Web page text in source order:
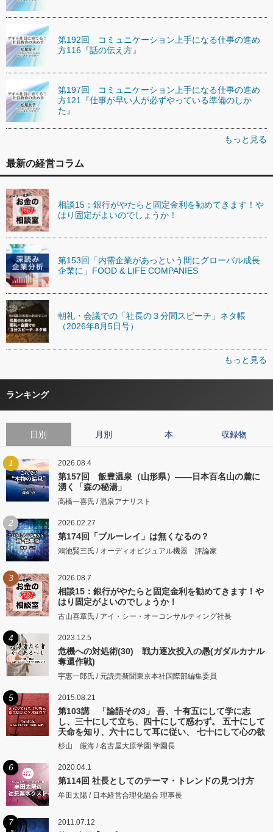
第192回 コミュニケーション上手になる仕事の進め
方116『話の伝え方』
第197回 コミュニケーション上手になる仕事の進め
方121『仕事が早い人が必ずやっている準備のしか
た』
もっと見る
最新の経営コラム
相談15：銀行がやたらと固定金利を勧めてきます！や
はり固定がよいのでしょうか！
第153回「内需企業があっという間にグローバル成長
企業に」FOOD & LIFE COMPANIES
朝礼・会議での「社長の３分間スピーチ」ネタ帳
（2026年8月5日号）
もっと見る
ランキング
日別 月別 本 収録物
1 2026.08.4
第157回 飯豊温泉（山形県）――日本百名山の麓に
湧く「森の秘湯」
高橋一喜氏 / 温泉アナリスト
2 2026.02.27
第174回「ブルーレイ」は無くなるの？
鴻池賢三氏 / オーディオビジュアル機器 評論家
3 2026.08.7
相談15：銀行がやたらと固定金利を勧めてきます！や
はり固定がよいのでしょうか！
古山喜章氏 / アイ・シー・オーコンサルティング社長
4 2023.12.5
危機への対処術(30) 戦力逐次投入の愚(ガダルカナル
奪還作戦)
宇惠一郎氏 / 元読売新聞東京本社国際部編集委員
5 2015.08.21
第103講 「論語その3」 吾、十有五にして学に志
し、三十にして立ち、四十にして惑わず。 五十にして
天命を知り、六十にして耳に従い、 七十にして心の欲
するところに従いて矩をこえず。
杉山 厳海 / 名古屋大原学園 学園長
6 2020.04.1
第114回 社長としてのテーマ・トレンドの見つけ方
牟田太陽 / 日本経営合理化協会 理事長
7 2011.07.12